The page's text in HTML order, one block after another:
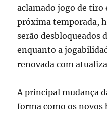
aclamado jogo de tiro
próxima temporada,
serão desbloqueados
enquanto a
renovada com
A principal mudança
forma como os novos